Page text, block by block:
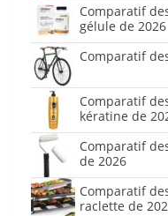
Comparatif
gélule de 2026
Comparatif
Comparatif
kératine de
Comparatif
de 2026
Comparatif
raclette de